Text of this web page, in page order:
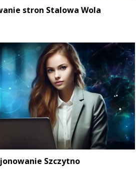
stron Stalowa Wola
Szczytno